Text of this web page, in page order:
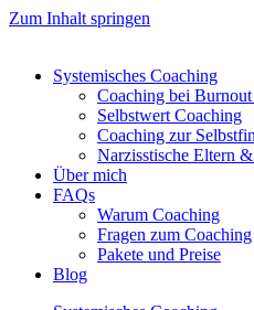
Zum Inhalt springen
Systemisches Coaching
Coaching bei
Selbstwert Coaching
Coaching zur
Narzisstische Eltern
Über mich
FAQs
Warum Coaching
Fragen zum Coaching
Pakete und Preise
Blog